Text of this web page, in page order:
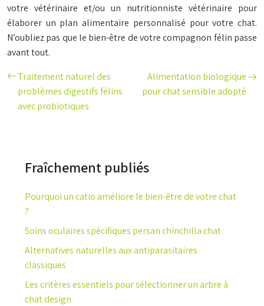
votre vétérinaire et/ou un nutritionniste vétérinaire pour
élaborer un plan alimentaire personnalisé pour votre chat.
N’oubliez pas que le bien-être de votre compagnon félin passe
avant tout.
Traitement naturel des
problèmes digestifs félins
avec probiotiques
Alimentation biologique
pour chat sensible adopté
Fraîchement publiés
Pourquoi un catio améliore le bien-être de votre chat
?
Soins oculaires spécifiques persan chinchilla chat
Alternatives naturelles aux antiparasitaires
classiques
Les critères essentiels pour sélectionner un arbre à
chat design